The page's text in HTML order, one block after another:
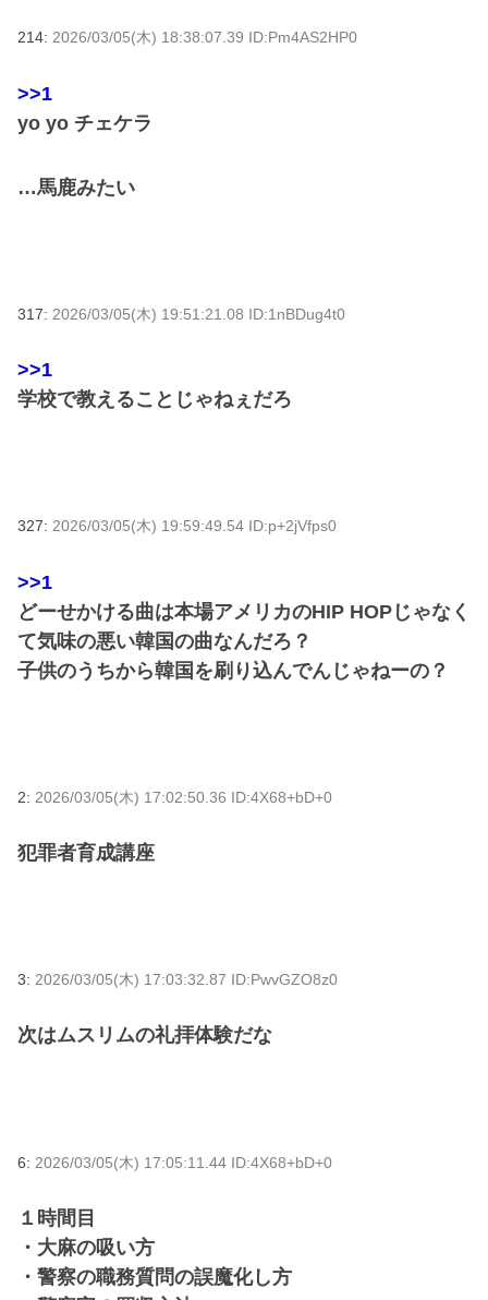
214: 2026/03/05(木) 18:38:07.39 ID:Pm4AS2HP0
>>1
yo yo チェケラ
…馬鹿みたい
317: 2026/03/05(木) 19:51:21.08 ID:1nBDug4t0
>>1
学校で教えることじゃねぇだろ
327: 2026/03/05(木) 19:59:49.54 ID:p+2jVfps0
>>1
どーせかける曲は本場アメリカのHIP HOPじゃなく
て気味の悪い韓国の曲なんだろ？
子供のうちから韓国を刷り込んでんじゃねーの？
2: 2026/03/05(木) 17:02:50.36 ID:4X68+bD+0
犯罪者育成講座
3: 2026/03/05(木) 17:03:32.87 ID:PwvGZO8z0
次はムスリムの礼拝体験だな
6: 2026/03/05(木) 17:05:11.44 ID:4X68+bD+0
１時間目
・大麻の吸い方
・警察の職務質問の誤魔化し方